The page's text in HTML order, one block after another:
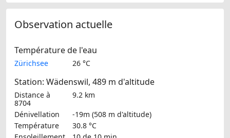
Observation actuelle
Température de l'eau
Zürichsee 26 °C
Station: Wädenswil, 489 m d'altitude
Distance à
8704
9.2 km
Dénivellation
-19m (508 m d'altitude)
Température
30.8 °C